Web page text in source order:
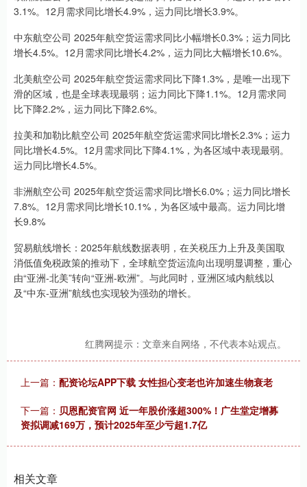
3.1%。12月需求同比增长4.9%，运力同比增长3.9%。
中东航空公司 2025年航空货运需求同比小幅增长0.3%；运力同比
增长4.5%。12月需求同比增长4.2%，运力同比大幅增长10.6%。
北美航空公司 2025年航空货运需求同比下降1.3%，是唯一出现下
滑的区域，也是全球表现最弱；运力同比下降1.1%。12月需求同
比下降2.2%，运力同比下降2.6%。
拉美和加勒比航空公司 2025年航空货运需求同比增长2.3%；运力
同比增长4.5%。12月需求同比下降4.1%，为各区域中表现最弱。
运力同比增长4.5%。
非洲航空公司 2025年航空货运需求同比增长6.0%；运力同比增长
7.8%。12月需求同比增长10.1%，为各区域中最高。运力同比增
长9.8%
贸易航线增长：2025年航线数据表明，在关税压力上升及美国取
消低值免税政策的推动下，全球航空货运流向出现明显调整，重心
由“亚洲-北美”转向“亚洲-欧洲”。与此同时，亚洲区域内航线以
及“中东-亚洲”航线也实现较为强劲的增长。
红腾网提示：文章来自网络，不代表本站观点。
上一篇： 配资论坛APP下载 女性担心变老也许加速生物衰老
下一篇： 贝恩配资官网 近一年股价涨超300%！广生堂定增募
资拟调减169万，预计2025年至少亏超1.7亿
相关文章